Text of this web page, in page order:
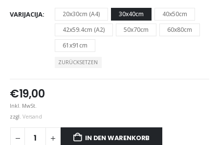
VARIJACIJA 20x30cm (A4) 30x40cm
40x50cm
42x59.4cm (A2)
50x70cm
60x80cm
61x91cm
ZURÜCKSETZEN
€19,00
Inkl. MwSt.
zzgl. Versand
IN DEN WARENKORB